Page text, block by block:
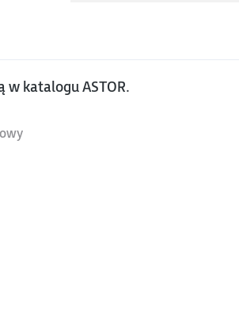
w katalogu ASTOR.